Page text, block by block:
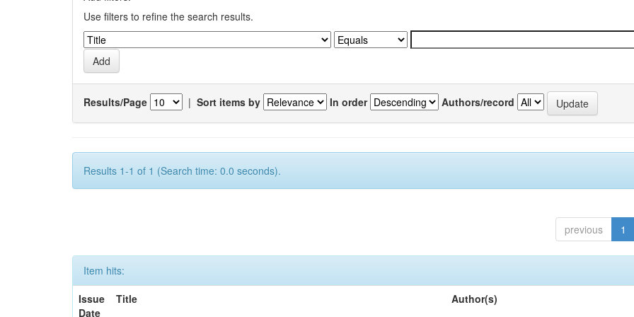
Use filters to refine the search results.
Results/Page | Sort items by In order Authors/record
Results 1-1 of 1 (Search time: 0.0 seconds).
previous 1
Item hits:
Issue
Date
Title Author(s)